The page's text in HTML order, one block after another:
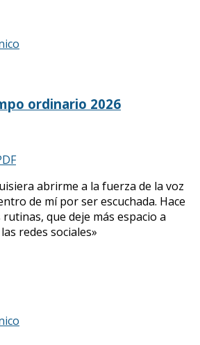
ordinario 2026
abrirme a la fuerza de la voz
de mí por ser escuchada. Hace
que deje más espacio a
redes sociales»